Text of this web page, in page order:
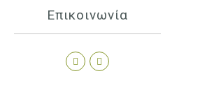
Επικοινωνία